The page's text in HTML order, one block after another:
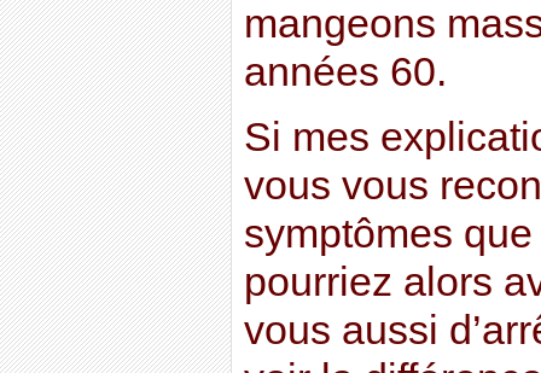
mangeons
années 60.
Si mes
vous vous
symptômes
pourriez alors
vous aussi